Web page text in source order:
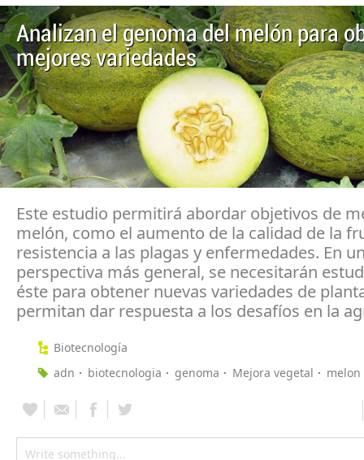
Analizan el genoma del melón para
mejores variedades
Este estudio permitirá abordar objetivos de
melón, como el aumento de la calidad de la
resistencia a las plagas y enfermedades. En
perspectiva más general, se necesitarán
éste para obtener nuevas variedades de
permitan dar respuesta a los desafíos en la
Biotecnología
adn
biotecnologia genoma Mejora vegetal melon